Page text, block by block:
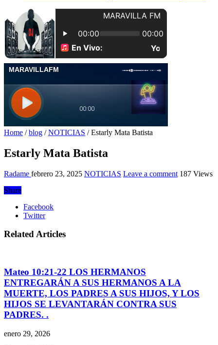
Home / blog / NOTICIAS / Estarly Mata Batista
Estarly Mata Batista
Radame febrero 23, 2025 NOTICIAS Leave a comment 187 Views
Share
Facebook
Twitter
Related Articles
Mateo 10:21-22 LOS HERMANOS
ENTREGARÁN A SUS HERMANOS A LA
MUERTE, LOS PADRES A SUS HIJOS, Y LOS
HIJOS SE LEVANTARÁN CONTRA SUS
PADRES. .
enero 29, 2026